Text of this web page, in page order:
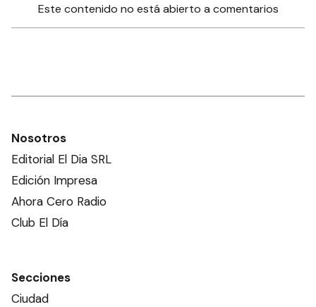
Este contenido no está abierto a comentarios
Nosotros
Editorial El Dia SRL
Edición Impresa
Ahora Cero Radio
Club El Día
Secciones
Ciudad